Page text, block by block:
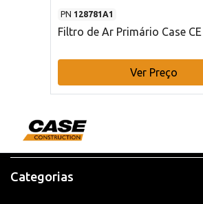
PN 128781A1
Filtro de Ar Primário Case CE
Ver Preço
Categorias